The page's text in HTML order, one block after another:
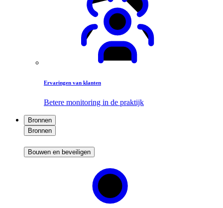
Ervaringen van klanten
Betere monitoring in de praktijk
Bronnen
Bronnen
Bouwen en beveiligen